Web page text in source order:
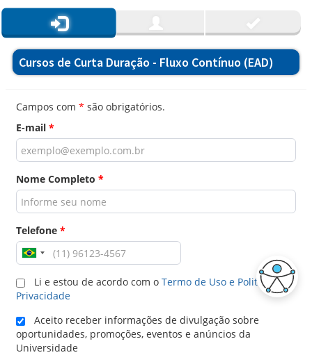
Cursos de Curta Duração - Fluxo Contínuo (EAD)
Campos com * são obrigatórios.
E-mail *
Nome Completo *
Telefone *
Li e estou de acordo com o Termo de Uso e Politica de
Privacidade
Aceito receber informações de divulgação sobre
oportunidades, promoções, eventos e anúncios da
Universidade